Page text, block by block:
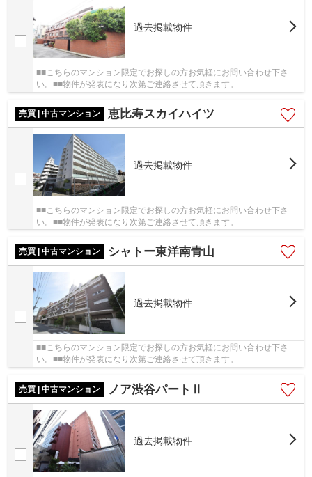
過去掲載物件
■■こちらのマンション限定でお探しの方お気軽にお問い合わせ下さ
い。■■物件が発表になり次第ご連絡させて頂きます。
売買 | 中古マンション 恵比寿スカイハイツ
過去掲載物件
■■こちらのマンション限定でお探しの方お気軽にお問い合わせ下さ
い。■■物件が発表になり次第ご連絡させて頂きます。
売買 | 中古マンション シャトー東洋南青山
過去掲載物件
■■こちらのマンション限定でお探しの方お気軽にお問い合わせ下さ
い。■■物件が発表になり次第ご連絡させて頂きます。
売買 | 中古マンション ノア渋谷パートⅡ
過去掲載物件